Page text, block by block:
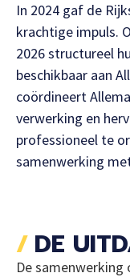
In 2024 gaf de
krachtige impuls.
2026 structureel
beschikbaar aan
coördineert
verwerking en
professioneel te
samenwerking
DE
De